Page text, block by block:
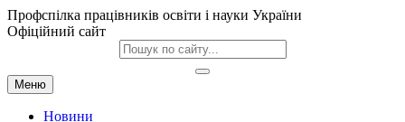
Профспілка працівників освіти і науки України
Офіційний сайт
Меню
Новини